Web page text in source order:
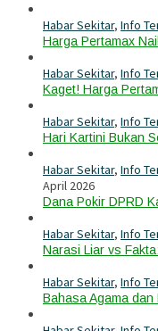
Habar Sekitar, Info
Harga Pertamax
Habar Sekitar, Info
Kaget! Harga
Habar Sekitar, Info
Hari Kartini Bukan
Habar Sekitar, Info
April 2026
Dana Pokir DPRD
Habar Sekitar, Info
Narasi Liar vs
Habar Sekitar, Info
Bahasa Agama